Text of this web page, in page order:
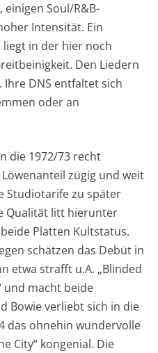
Soul/R&B-
Intensität. Ein
liegt in der hier noch
Den Liedern
DNS entfaltet sich
oder an
die 1972/73 recht
zügig und weit
Studiotarife zu später
Qualität litt hierunter
Platten Kultstatus.
schätzen das Debüt in
etwa strafft u.A. „Blinded
und macht beide
Bowie verliebt sich in die
das ohnehin wundervolle
City“ kongenial. Die